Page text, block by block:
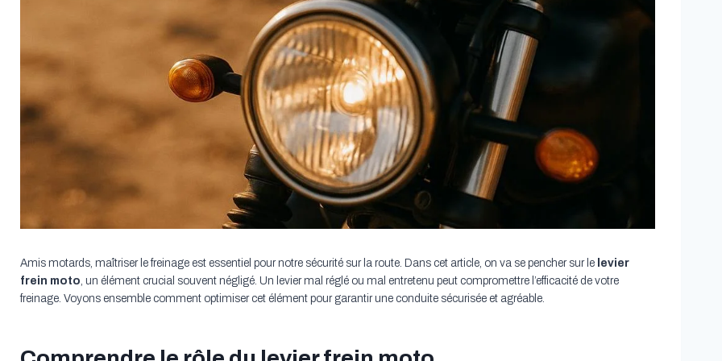
Amis motards, maîtriser le freinage est essentiel pour notre sécurité sur la route. Dans cet article, on va se pencher sur le levier
frein moto, un élément crucial souvent négligé. Un levier mal réglé ou mal entretenu peut compromettre l’efficacité de votre
freinage. Voyons ensemble comment optimiser cet élément pour garantir une conduite sécurisée et agréable.